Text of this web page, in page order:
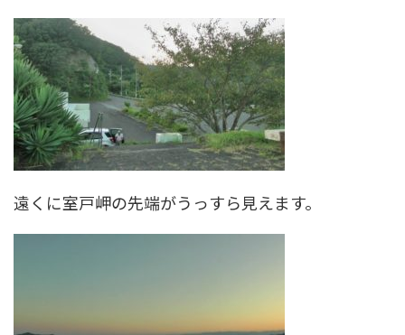
遠くに室戸岬の先端がうっすら見えます。